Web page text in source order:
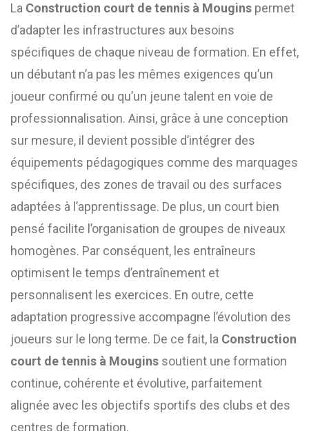
La Construction court de tennis à Mougins permet
d’adapter les infrastructures aux besoins
spécifiques de chaque niveau de formation. En effet,
un débutant n’a pas les mêmes exigences qu’un
joueur confirmé ou qu’un jeune talent en voie de
professionnalisation. Ainsi, grâce à une conception
sur mesure, il devient possible d’intégrer des
équipements pédagogiques comme des marquages
spécifiques, des zones de travail ou des surfaces
adaptées à l’apprentissage. De plus, un court bien
pensé facilite l’organisation de groupes de niveaux
homogènes. Par conséquent, les entraîneurs
optimisent le temps d’entraînement et
personnalisent les exercices. En outre, cette
adaptation progressive accompagne l’évolution des
joueurs sur le long terme. De ce fait, la Construction
court de tennis à Mougins soutient une formation
continue, cohérente et évolutive, parfaitement
alignée avec les objectifs sportifs des clubs et des
centres de formation.